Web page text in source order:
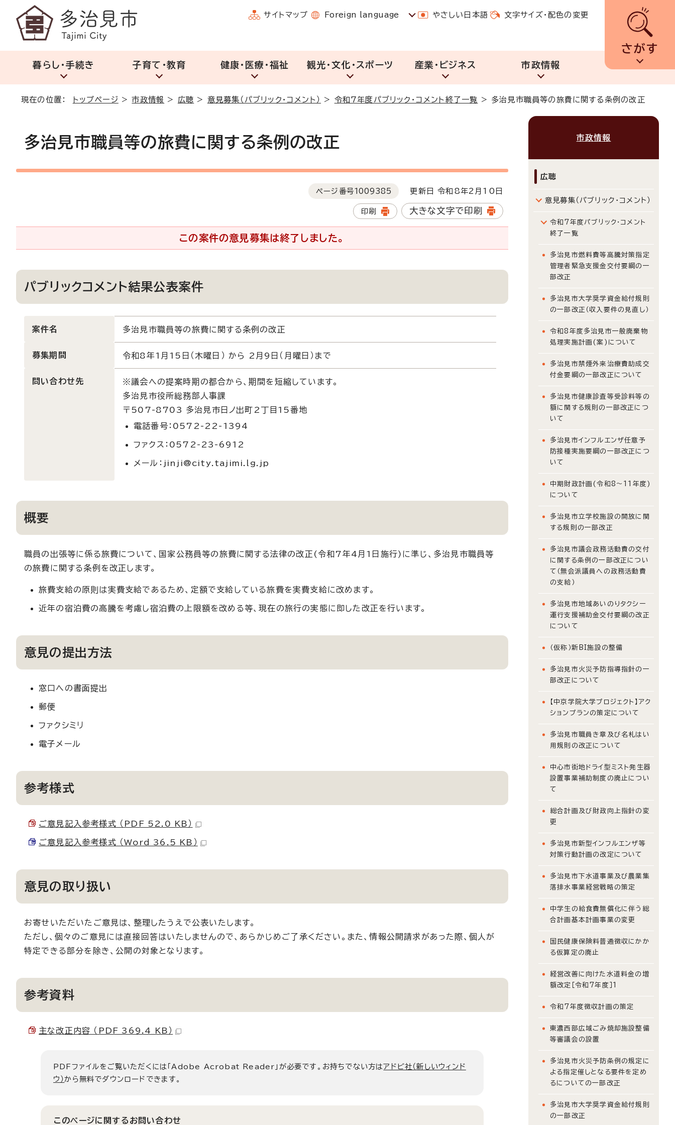
サイトマップ Foreign language やさしい日本語 文字サイズ・配色の変更
さがす
暮らし・手続き 子育て・教育 健康・医療・福祉 観光・文化・スポーツ 産業・ビジネス 市政情報
現在の位置： トップページ >市政情報 > 広聴 > 意見募集（パブリック・コメント） > 令和7年度パブリック・コメント終了一覧 > 多治見市職員等の旅費に関する条例の改正
多治見市職員等の旅費に関する条例の改正
ページ番号1009385 更新日 令和8年2月10日
印刷 大きな文字で印刷
この案件の意見募集は終了しました。
パブリックコメント結果公表案件
案件名 多治見市職員等の旅費に関する条例の改正
募集期間 令和8年1月15日（木曜日） から 2月9日（月曜日）まで
問い合わせ先
※議会への提案時期の都合から、期間を短縮しています。
多治見市役所総務部人事課
〒507-8703 多治見市日ノ出町2丁目15番地
電話番号：0572-22-1394
ファクス：0572-23-6912
メール：jinji@city.tajimi.lg.jp
概要
職員の出張等に係る旅費について、国家公務員等の旅費に関する法律の改正(令和7年4月1日施行)に準じ、多治見市職員等
の旅費に関する条例を改正します。
旅費支給の原則は実費支給であるため、定額で支給している旅費を実費支給に改めます。
近年の宿泊費の高騰を考慮し宿泊費の上限額を改める等、現在の旅行の実態に即した改正を行います。
意見の提出方法
窓口への書面提出
郵便
ファクシミリ
電子メール
参考様式
ご意見記入参考様式 （PDF 52.0 KB）
ご意見記入参考様式 （Word 36.5 KB）
意見の取り扱い
お寄せいただいたご意見は、整理したうえで公表いたします。
ただし、個々のご意見には直接回答はいたしませんので、あらかじめご了承ください。また、情報公開請求があった際、個人が
特定できる部分を除き、公開の対象となります。
参考資料
主な改正内容 （PDF 369.4 KB）
PDFファイルをご覧いただくには「Adobe Acrobat Reader」が必要です。お持ちでない方はアドビ社（新しいウィンド
ウ）から無料でダウンロードできます。
このページに関する お問い合わせ
市政情報
広聴
意見募集（パブリック・コメント）
令和7年度パブリック・コメント
終了一覧
多治見市燃料費等高騰対策指定
管理者緊急支援金交付要綱の一
部改正
多治見市大学奨学資金給付規則
の一部改正（収入要件の見直し）
令和8年度多治見市一般廃棄物
処理実施計画(案)について
多治見市禁煙外来治療費助成交
付金要綱の一部改正について
多治見市健康診査等受診料等の
額に関する規則の一部改正につ
いて
多治見市インフルエンザ任意予
防接種実施要綱の一部改正につ
いて
中期財政計画(令和8～11年度)
について
多治見市立学校施設の開放に関
する規則の一部改正
多治見市議会政務活動費の交付
に関する条例の一部改正につい
て（無会派議員への政務活動費
の支給）
多治見市地域あいのりタクシー
運行支援補助金交付要綱の改正
について
（仮称）新BI施設の整備
多治見市火災予防指導指針の一
部改正について
【中京学院大学プロジェクト】アク
ションプランの策定について
多治見市職員き章及び名札はい
用規則の改正について
中心市街地ドライ型ミスト発生器
設置事業補助制度の廃止につい
て
総合計画及び財政向上指針の変
更
多治見市新型インフルエンザ等
対策行動計画の改定について
多治見市下水道事業及び農業集
落排水事業経営戦略の策定
中学生の給食費無償化に伴う総
合計画基本計画事業の変更
国民健康保険料普通徴収にかか
る仮算定の廃止
経営改善に向けた水道料金の増
額改定［令和7年度］1
令和7年度徴収計画の策定
東濃西部広域ごみ焼却施設整備
等審議会の設置
多治見市火災予防条例の規定に
よる指定催しとなる要件を定め
るについての一部改正
多治見市大学奨学資金給付規則
の一部改正